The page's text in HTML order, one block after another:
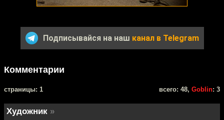
Подписывайся на наш канал в Telegram
Комментарии
cтраницы: 1 всего: 48, Goblin: 3
Художник »